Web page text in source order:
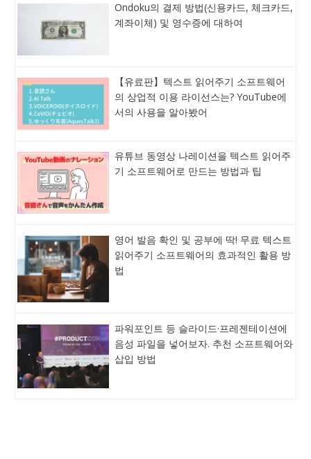
Ondoku의 결제 방법(신용카드, 체크카드,
계좌이체) 및 영수증에 대하여
【유료판】텍스트 읽어주기 소프트웨어
의 상업적 이용 라이선스는? YouTube에
서의 사용을 알아봤어
유튜브 동영상 나레이션을 텍스트 읽어주
기 소프트웨어로 만드는 방법과 팁
영어 발음 확인 및 공부에 딱! 무료 텍스트
읽어주기 소프트웨어의 효과적인 활용 방
법
파워포인트 등 슬라이드·프레젠테이션에
음성 파일을 넣어보자. 추천 소프트웨어와
삽입 방법